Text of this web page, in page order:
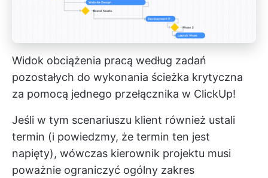
Widok obciążenia pracą według zadań
pozostałych do wykonania ścieżka krytyczna
za pomocą jednego przełącznika w ClickUp!
Jeśli w tym scenariuszu klient również ustali
termin (i powiedzmy, że termin ten jest
napięty), wówczas kierownik projektu musi
poważnie ograniczyć ogólny zakres